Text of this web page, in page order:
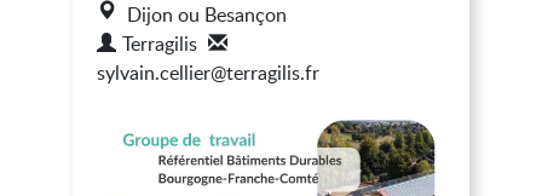
Dijon ou Besançon
Terragilis
sylvain.cellier@terragilis.fr